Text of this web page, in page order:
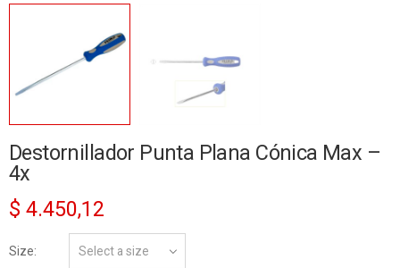
Destornillador Punta Plana Cónica Max –
4x
$ 4.450,12
Size